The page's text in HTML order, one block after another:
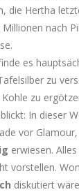
die Hertha
nach
es
zu
zu
In dieser
vor
erwiesen.
vorstellen.
diskutiert